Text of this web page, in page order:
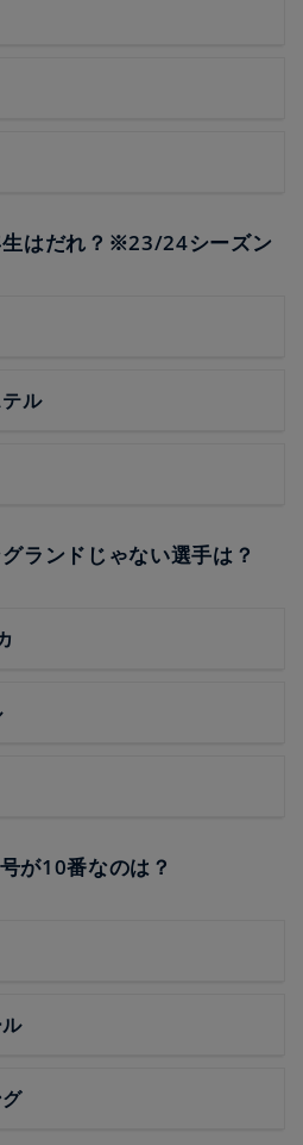
はだれ？※23/24シーズン
ル
ランドじゃない選手は？
が10番なのは？